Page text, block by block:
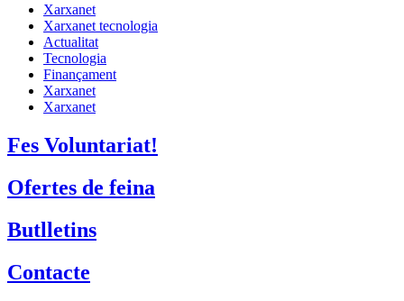
Xarxanet
Xarxanet tecnologia
Actualitat
Tecnologia
Finançament
Xarxanet
Xarxanet
Fes Voluntariat!
Ofertes de feina
Butlletins
Contacte